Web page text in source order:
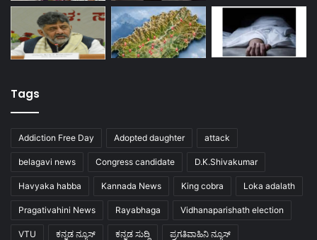
Tags
Addiction Free Day Adopted daughter attack
belagavi news Congress candidate D.K.Shivakumar
Havyaka habba Kannada News King cobra Loka adalath
Pragativahini News Rayabhaga Vidhanaparishath election
VTU ಕನ್ನಡ ನ್ಯೂಸ್ ಕನ್ನಡ ಸುದ್ದಿ ಪ್ರಗತಿವಾಹಿನಿ ನ್ಯೂಸ್